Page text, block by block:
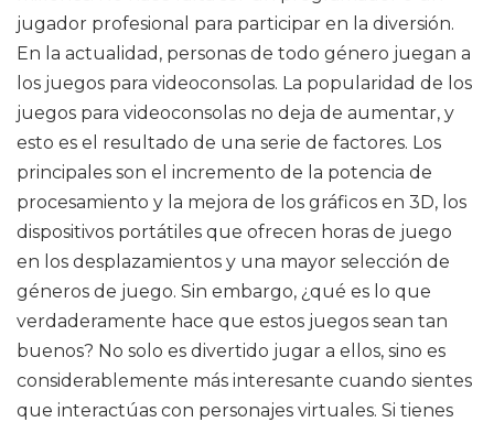
jugador profesional para participar en la diversión.
En la actualidad, personas de todo género juegan a
los juegos para videoconsolas. La popularidad de los
juegos para videoconsolas no deja de aumentar, y
esto es el resultado de una serie de factores. Los
principales son el incremento de la potencia de
procesamiento y la mejora de los gráficos en 3D, los
dispositivos portátiles que ofrecen horas de juego
en los desplazamientos y una mayor selección de
géneros de juego. Sin embargo, ¿qué es lo que
verdaderamente hace que estos juegos sean tan
buenos? No solo es divertido jugar a ellos, sino es
considerablemente más interesante cuando sientes
que interactúas con personajes virtuales. Si tienes